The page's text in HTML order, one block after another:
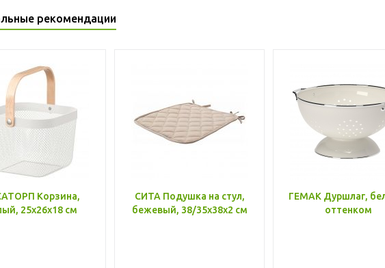
рекомендации
Корзина,
25x26x18 см
СИТА Подушка на стул,
бежевый, 38/35x38x2 см
ГЕМАК Дуршлаг,
оттенком